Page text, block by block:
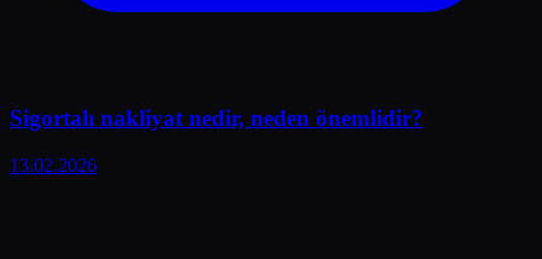
Sigortalı nakliyat nedir, neden önemlidir?
13.02.2026